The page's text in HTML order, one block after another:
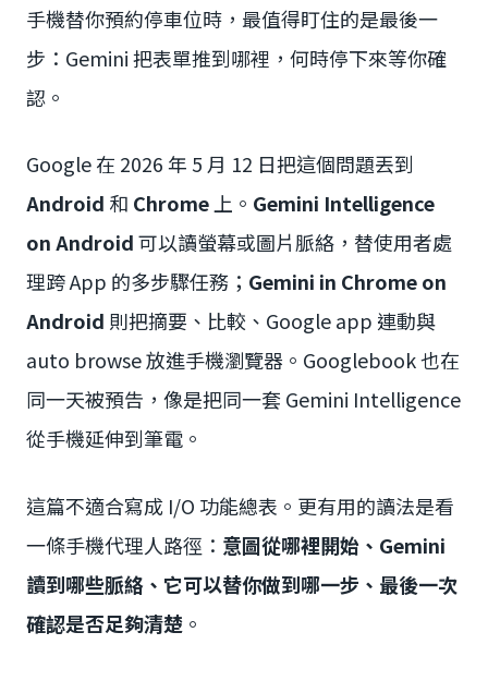
手機替你預約停車位時，最值得盯住的是最後一
步：Gemini 把表單推到哪裡，何時停下來等你確
認。
Google 在 2026 年 5 月 12 日把這個問題丟到
Android 和 Chrome上。 Gemini Intelligence
on Android可以讀螢幕或圖片脈絡，替使用者處
理跨 App 的多步驟任務； Gemini in Chrome on
Android 則把摘要、比較、Google app 連動與
auto browse 放進手機瀏覽器。Googlebook 也在
同一天被預告，像是把同一套 Gemini Intelligence
從手機延伸到筆電。
這篇不適合寫成 I/O 功能總表。更有用的讀法是看
一條手機代理人路徑： 意圖從哪裡開始、Gemini
讀到哪些脈絡、它可以替你做到哪一步、最後一次
確認是否足夠清楚 。